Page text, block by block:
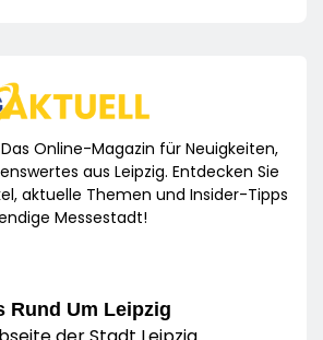
Online-Magazin für Neuigkeiten,
aus Leipzig. Entdecken Sie
aktuelle Themen und Insider-Tipps
Messestadt!
Rund Um Leipzig